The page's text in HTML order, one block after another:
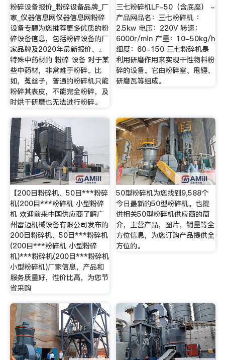
粉碎设备报价_粉碎设备品牌_厂
家_仪器信息网仪器信息网粉碎
设备专题为您推荐更多优质的粉
碎设备信息，包括粉碎设备的厂
家品牌及2020年最新报价、。
特殊中药材的 粉碎 设备 对于某
些中药材，非常难于粉碎。比
如，菟丝子，普通的粉碎机只能
粉碎其表皮，不能完全粉碎，及
时烘干研磨也无法进行粉碎。
三七粉碎机LF-50（含底座） -
产品网品名：三七粉碎机 ：
2.5kw 电压：220V 转速：
6000r/min 产量：10-50kg/h
细度：60-150 三七粉碎机是
利用研磨作用来实现干性物料粉
碎的设备。它由粉碎室、甩锤、
研磨瓦等组成。
【200目粉碎机、50目***粉碎
机(200目***粉碎机 小型粉碎
机 欢迎前来中国供应商了解广
州雷迈机械设备有限公司发布的
200目粉碎机、50目***粉碎机
(200目***粉碎机 小型粉碎
机)***粉碎机(200目***粉碎机
小型粉碎机)厂家信息，产品和
服务质量好，性价比高，为您节
省采购
50型粉碎机为您找到9,588个
今日最新的50型粉碎机。也提
供相关50型粉碎机供应商的简
介，主营产品，图片，销量等全
方位信息，为您订购产品提供全
方位的。